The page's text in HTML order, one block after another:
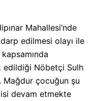
Mahallesi’nde
edilmesi olayı ile
edildiği Nöbetçi Sulh
Mağdur çocuğun şu
devam etmekte